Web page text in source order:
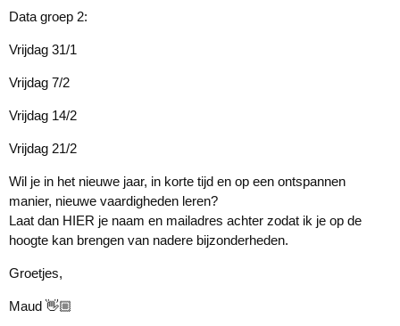
Data groep 2:
Vrijdag 31/1
Vrijdag 7/2
Vrijdag 14/2
Vrijdag 21/2
Wil je in het nieuwe jaar, in korte tijd en op een ontspannen
manier, nieuwe vaardigheden leren?
Laat dan HIER je naam en mailadres achter zodat ik je op de
hoogte kan brengen van nadere bijzonderheden.
Groetjes,
Maud 👋🏼